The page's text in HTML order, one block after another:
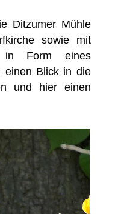
Ditzumer Mühle
sowie mit
in Form eines
einen Blick in die
und hier einen